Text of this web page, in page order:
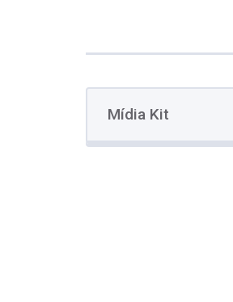
Mídia Kit